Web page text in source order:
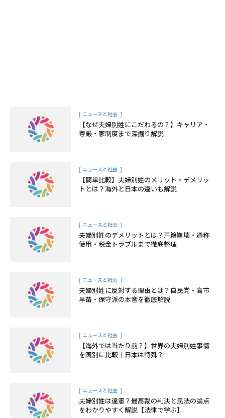
[ ニュースと社会 ]
【なぜ夫婦別姓にこだわるの？】キャリア・
尊厳・家制度まで深掘り解説
[ ニュースと社会 ]
【簡単比較】夫婦別姓のメリット・デメリッ
トとは？海外と日本の違いも解説
[ ニュースと社会 ]
夫婦別姓のデメリットとは？戸籍崩壊・通称
使用・税金トラブルまで徹底整理
[ ニュースと社会 ]
夫婦別姓に反対する理由とは？自民党・高市
早苗・保守派の本音を徹底解説
[ ニュースと社会 ]
【海外では当たり前？】世界の夫婦別姓事情
を国別に比較｜日本は特殊？
[ ニュースと社会 ]
夫婦別姓は違憲？最高裁の判決と民法の論点
をわかりやすく解説【法律で学ぶ】